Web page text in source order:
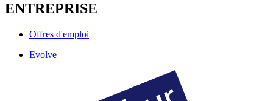
ENTREPRISE
Offres d'emploi
Evolve